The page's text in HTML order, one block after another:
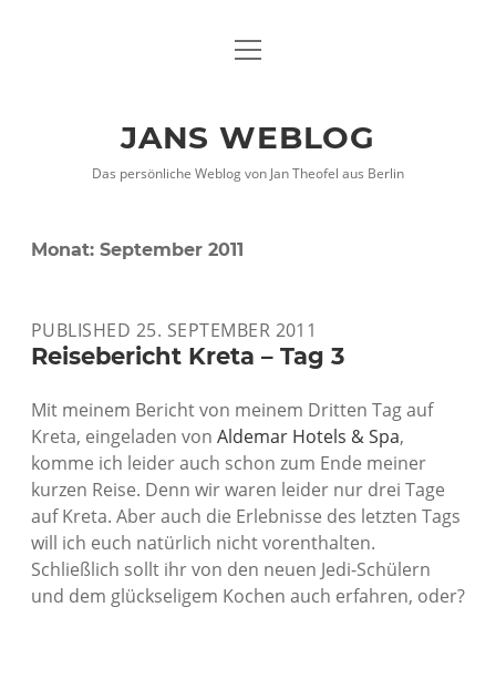
DATENSCHUTZHINWEISE
twitterfacebook
xing
Menü
JANS WEBLOG
Das persönliche Weblog von Jan Theofel aus Berlin
Monat: September 2011
PUBLISHED 25. SEPTEMBER 2011
Reisebericht Kreta – Tag 3
Mit meinem Bericht von meinem Dritten Tag auf
Kreta, eingeladen von Aldemar Hotels & Spa,
komme ich leider auch schon zum Ende meiner
kurzen Reise. Denn wir waren leider nur drei Tage
auf Kreta. Aber auch die Erlebnisse des letzten Tags
will ich euch natürlich nicht vorenthalten.
Schließlich sollt ihr von den neuen Jedi-Schülern
und dem glückseligem Kochen auch erfahren, oder?